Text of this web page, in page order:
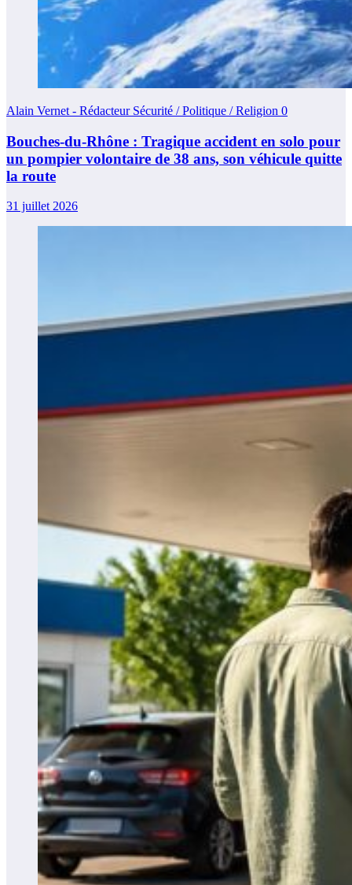
Alain Vernet - Rédacteur Sécurité / Politique / Religion 0
Bouches-du-Rhône : Tragique accident en solo pour
un pompier volontaire de 38 ans, son véhicule quitte
la route
31 juillet 2026